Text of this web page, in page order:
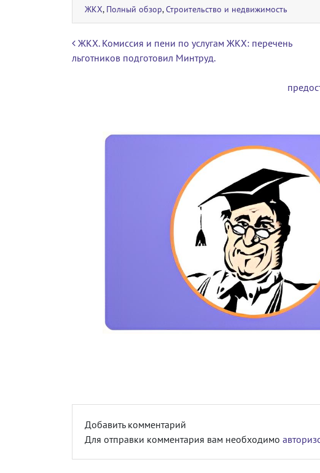
ЖКХ, Полный обзор,Строительство и недвижимость
Навигация по записям
ЖКХ. Комиссия и пени по услугам ЖКХ: перечень
льготников подготовил Минтруд.
Добавить комментарий
Для отправки комментария вам необходимо